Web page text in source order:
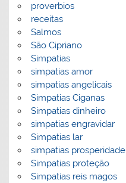
proverbios
receitas
Salmos
São Cipriano
Simpatias
simpatias amor
simpatias angelicais
Simpatias Ciganas
Simpatias dinheiro
simpatias engravidar
Simpatias lar
simpatias prosperidade
Simpatias proteção
Simpatias reis magos